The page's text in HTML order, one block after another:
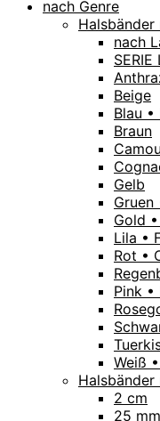
nach Genre
Halsbänder
nach
Beige
Blau •
Braun
Gelb
Gruen
Gold
Lila •
Rot •
Pink •
Weiß
Halsbänder
2 cm
25 mm